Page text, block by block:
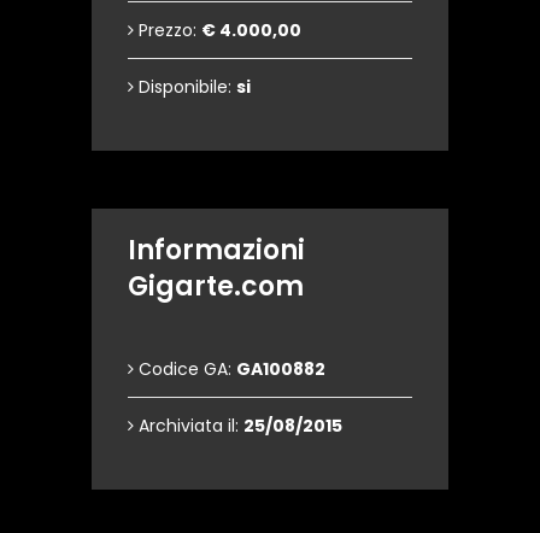
Prezzo: € 4.000,00
Disponibile: si
Informazioni
Gigarte.com
Codice GA: GA100882
Archiviata il: 25/08/2015